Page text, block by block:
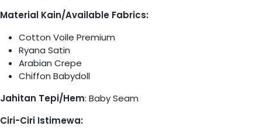
Material Kain/Available Fabrics:
Cotton Voile Premium
Ryana Satin
Arabian Crepe
Chiffon Babydoll
Jahitan Tepi/Hem: Baby Seam
Ciri-Ciri Istimewa: